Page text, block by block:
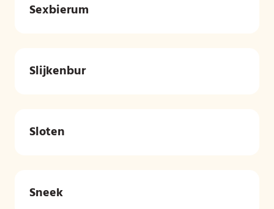
Sexbierum
Slijkenbur
Sloten
Sneek